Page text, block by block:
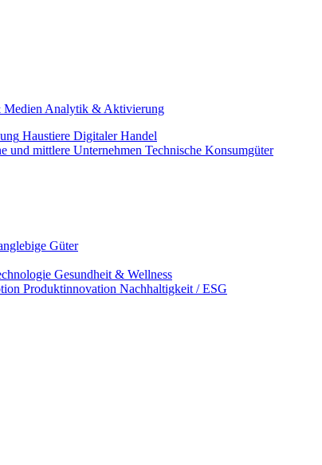
Analytik & Aktivierung
Haustiere Digitaler Handel
und mittlere Unternehmen Technische Konsumgüter
Güter
Gesundheit & Wellness
Produktinnovation Nachhaltigkeit / ESG